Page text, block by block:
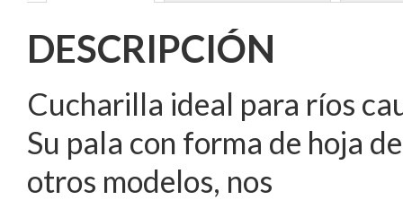
DESCRIPCIÓN
Cucharilla ideal para ríos
Su pala con forma de hoja
otros modelos, nos